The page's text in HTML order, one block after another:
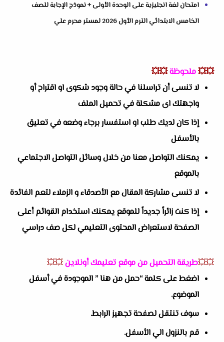
امتحان لغة انجليزية على الوحدة الأولى + نموذج الإجابة للصف
الخامس الابتدائي الترم الأول 2026 لمستر محرم علي
💥💥ملحوظة💥💥
لا تنسى أن تراسلنا في حالة وجود شكوى او اقتراح أو
واجهتك اى مشكلة في تحميل الملف
إذا كان لديك طلب او استفسار برجاء وضعه في تعليق
بالأسفل
يمكنك التواصل معنا من خلال وسائل التواصل الاجتماعي
بالموقع
لا تنسى مشاركة المقال مع الأصدقاء و الزملاء لتعم الفائدة
إذا كنت زائراً جديداً للموقع يمكنك استخدام القوائم أعلى
الصفحة لاستعراض المحتوى التعليمي لكل صف دراسي
💥💥طريقة التحميل من موقع تعليمك أونلاين💥💥
اضغط على كلمة “حمل من هنا ” الموجودة في أسفل
الموضوع.
سوف تنتقل لصفحة تجهيز الرابط.
قم بالنزول الي الأسفل.